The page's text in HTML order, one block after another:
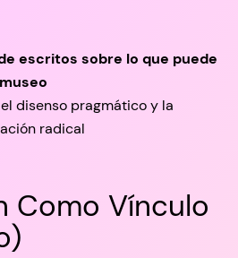
escritos sobre lo que puede
disenso pragmático y la
radical
Como Vínculo